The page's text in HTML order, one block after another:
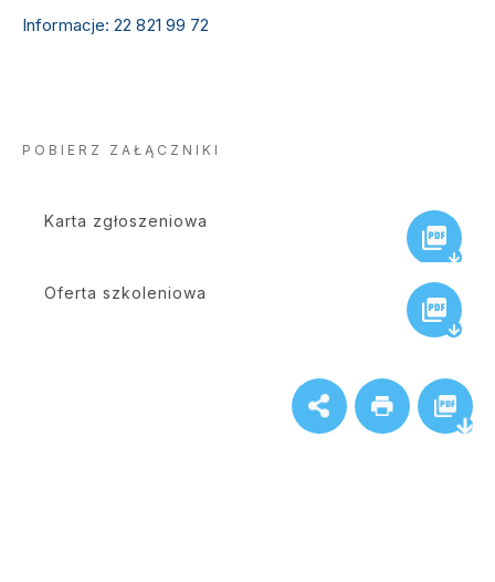
Informacje: 22 821 99 72
POBIERZ ZAŁĄCZNIKI
Karta zgłoszeniowa
Oferta szkoleniowa